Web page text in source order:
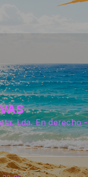
Lda. En derecho